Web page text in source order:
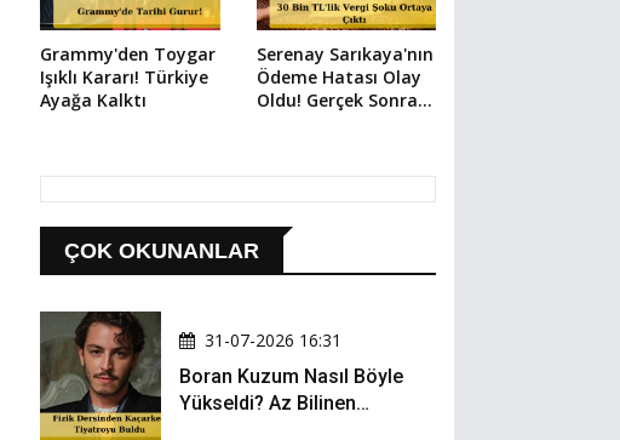
Grammy'den Toygar
Işıklı Kararı! Türkiye
Ayağa Kalktı
Serenay Sarıkaya'nın
Ödeme Hatası Olay
Oldu! Gerçek Sonra
ÇOK OKUNANLAR
31-07-2026 16:31
Boran Kuzum Nasıl Böyle
Yükseldi? Az Bilinen